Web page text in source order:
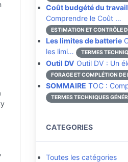
Coût budgété du
Comprendre le Coût …
ESTIMATION ET CONTRÔLE
Les limites de batterie
les limi…
TERMES
Outil DV Outil DV : Un
FORAGE ET COMPLÉTION DE
SOMMAIRE TOC :
TERMES TECHNIQUES
CATEGORIES
Toutes les catégories